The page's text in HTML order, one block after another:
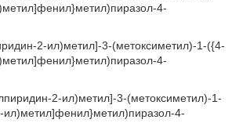
4-
2-ил)метил]-3-(метоксиметил)-1-({4-
4-
2-ил)метил]-3-(метоксиметил)-1-
ил)метил]фенил}метил)пиразол-4-